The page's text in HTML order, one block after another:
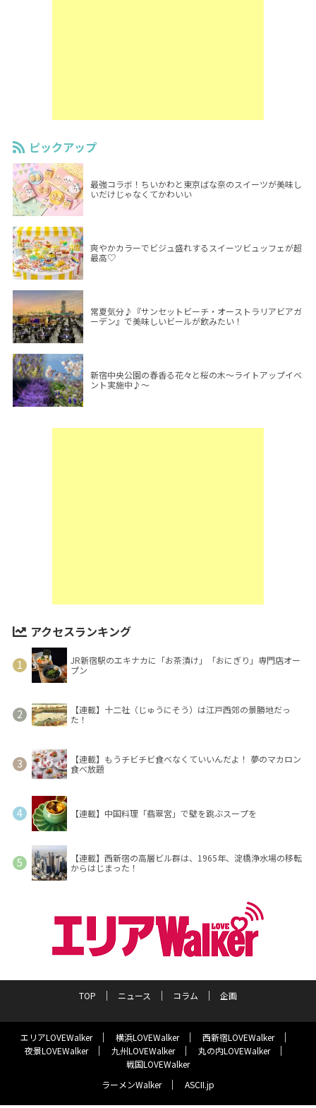
ピックアップ
最強コラボ！ちいかわと東京ばな奈のスイーツが美味し
いだけじゃなくてかわいい
爽やかカラーでビジュ盛れするスイーツビュッフェが超
最高♡
常夏気分♪『サンセットビーチ・オーストラリアビアガ
ーデン』で美味しいビールが飲みたい！
新宿中央公園の春香る花々と桜の木～ライトアップイベ
ント実施中♪～
アクセスランキング
JR新宿駅のエキナカに「お茶漬け」「おにぎり」専門店オー
プン
【連載】十二社（じゅうにそう）は江戸西郊の景勝地だっ
た！
【連載】もうチビチビ食べなくていいんだよ！ 夢のマカロン
食べ放題
【連載】中国料理「翡翠宮」で壁を跳ぶスープを
【連載】西新宿の高層ビル群は、1965年、淀橋浄水場の移転
からはじまった！
TOP ニュース コラム 企画
エリアLOVEWalker 横浜LOVEWalker
西新宿LOVEWalker
夜景LOVEWalker
九州LOVEWalker
丸の内LOVEWalker
戦国LOVEWalker
ラーメンWalker
ASCII.jp